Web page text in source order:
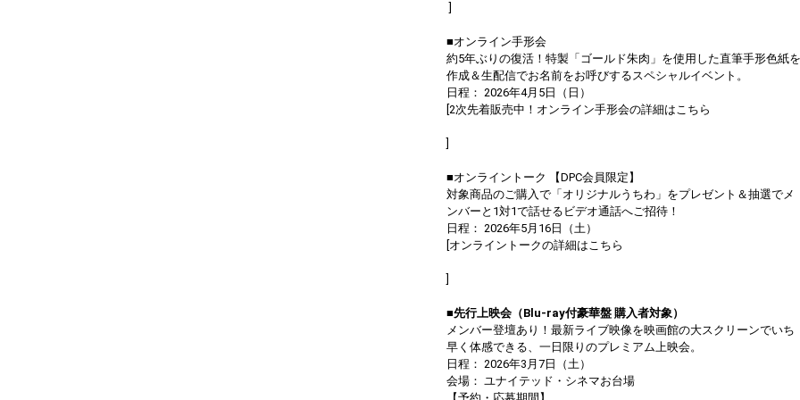
■オンライン手形会
約5年ぶりの復活！特製「ゴールド朱肉」を使用した直筆手形色紙を
作成＆生配信でお名前をお呼びするスペシャルイベント。
日程： 2026年4月5日（日）
[2次先着販売中！オンライン手形会の詳細はこちら
■オンライントーク 【DPC会員限定】
対象商品のご購入で「オリジナルうちわ」をプレゼント＆抽選でメ
ンバーと1対1で話せるビデオ通話へご招待！
日程： 2026年5月16日（土）
[オンライントークの詳細はこちら
■先行上映会（Blu-ray付豪華盤 購入者対象）
メンバー登壇あり！最新ライブ映像を映画館の大スクリーンでいち
早く体感できる、一日限りのプレミアム上映会。
日程： 2026年3月7日（土）
会場： ユナイテッド・シネマお台場